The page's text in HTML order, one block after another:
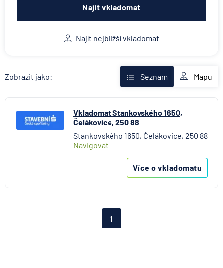
ACE European Group Ltd
Česká spořitelna
Československá obchodní banka
Fio banka
mBank
MONETA Money Bank
Raiffeisenbank
Stavební spořitelna České spořitelny
Najít vkladomat
Najít nejbližší vkladomat
Zobrazit jako: Seznam Mapu
Vkladomat Stankovského 1650,
Čelákovice, 250 88
Stankovského 1650, Čelákovice, 250 88
Navigovat
Více o vkladomatu
1